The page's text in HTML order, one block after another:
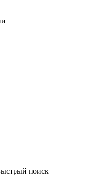
поиск